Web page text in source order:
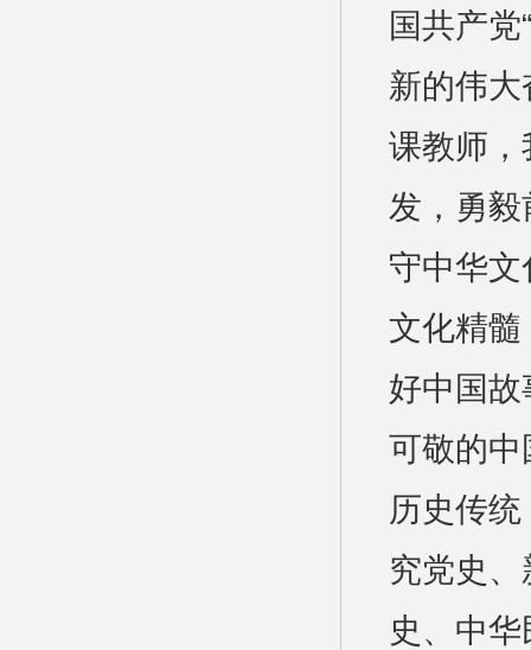
国共产
新的伟大
课教师
发，勇毅
守中华
文化精
好中国
可敬的中
历史传
究党史
史、中